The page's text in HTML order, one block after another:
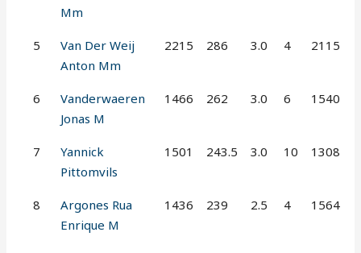
Mm
5
Van Der Weij
Anton Mm
2215 286 3.0 4 2115
6
Vanderwaeren
Jonas M
1466 262 3.0 6 1540
7
Yannick
Pittomvils
1501 243.5 3.0 10 1308
8
Argones Rua
Enrique M
1436 239 2.5 4 1564